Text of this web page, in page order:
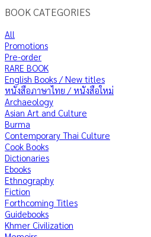
BOOK CATEGORIES
All
Promotions
Pre-order
RARE BOOK
English Books / New titles
หนังสือภาษาไทย / หนังสือใหม่
Archaeology
Asian Art and Culture
Burma
Contemporary Thai Culture
Cook Books
Dictionaries
Ebooks
Ethnography
Fiction
Forthcoming Titles
Guidebooks
Khmer Civilization